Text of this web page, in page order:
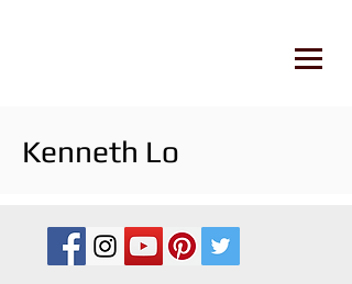
Kenneth Lo